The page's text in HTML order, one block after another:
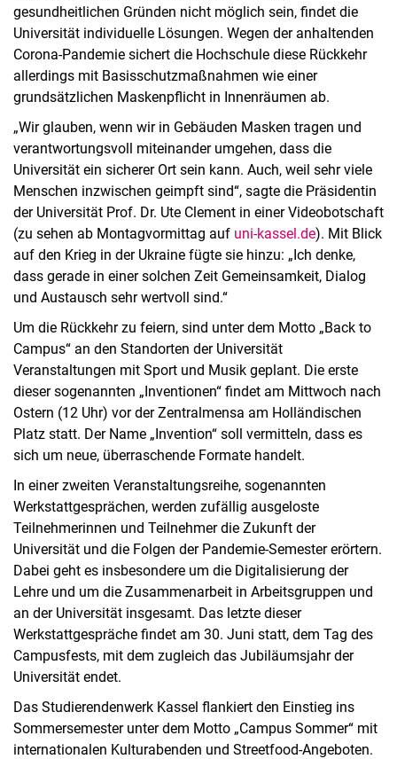
gesundheitlichen Gründen nicht möglich sein, findet die
Universität individuelle Lösungen. Wegen der anhaltenden
Corona-Pandemie sichert die Hochschule diese Rückkehr
allerdings mit Basisschutzmaßnahmen wie einer
grundsätzlichen Maskenpflicht in Innenräumen ab.
„Wir glauben, wenn wir in Gebäuden Masken tragen und
verantwortungsvoll miteinander umgehen, dass die
Universität ein sicherer Ort sein kann. Auch, weil sehr viele
Menschen inzwischen geimpft sind“, sagte die Präsidentin
der Universität Prof. Dr. Ute Clement in einer Videobotschaft
(zu sehen ab Montagvormittag auf uni-kassel.de). Mit Blick
auf den Krieg in der Ukraine fügte sie hinzu: „Ich denke,
dass gerade in einer solchen Zeit Gemeinsamkeit, Dialog
und Austausch sehr wertvoll sind.“
Um die Rückkehr zu feiern, sind unter dem Motto „Back to
Campus“ an den Standorten der Universität
Veranstaltungen mit Sport und Musik geplant. Die erste
dieser sogenannten „Inventionen“ findet am Mittwoch nach
Ostern (12 Uhr) vor der Zentralmensa am Holländischen
Platz statt. Der Name „Invention“ soll vermitteln, dass es
sich um neue, überraschende Formate handelt.
In einer zweiten Veranstaltungsreihe, sogenannten
Werkstattgesprächen, werden zufällig ausgeloste
Teilnehmerinnen und Teilnehmer die Zukunft der
Universität und die Folgen der Pandemie-Semester erörtern.
Dabei geht es insbesondere um die Digitalisierung der
Lehre und um die Zusammenarbeit in Arbeitsgruppen und
an der Universität insgesamt. Das letzte dieser
Werkstattgespräche findet am 30. Juni statt, dem Tag des
Campusfests, mit dem zugleich das Jubiläumsjahr der
Universität endet.
Das Studierendenwerk Kassel flankiert den Einstieg ins
Sommersemester unter dem Motto „Campus Sommer“ mit
internationalen Kulturabenden und Streetfood-Angeboten.